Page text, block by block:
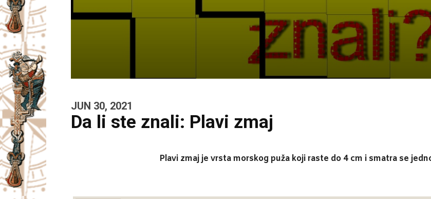
JUN 30, 2021
Da li ste znali: Plavi zmaj
Plavi zmaj je vrsta morskog puža koji raste do 4 cm i smatra se